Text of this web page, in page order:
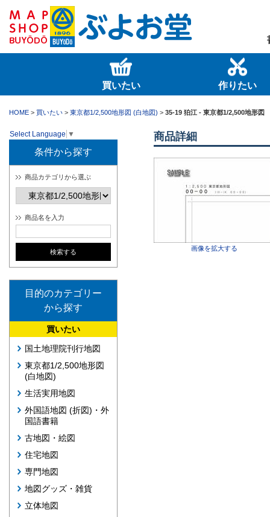
買いたい 作りたい
HOME > 買いたい > 東京都1/2,500地形図 (白地図) > 35-19 狛江 - 東京都1/2,500地形図
Select Language ▼
条件から探す
商品カテゴリから選ぶ
商品名を入力
目的のカテゴリー
から探す
買いたい
国土地理院刊行地図
東京都1/2,500地形図
(白地図)
生活実用地図
外国語地図 (折図)・外
国語書籍
古地図・絵図
住宅地図
専門地図
地図グッズ・雑貨
立体地図
商品詳細
画像を拡大する